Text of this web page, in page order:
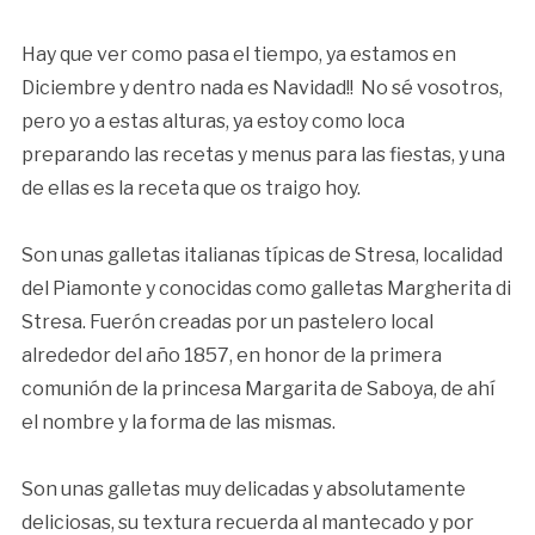
Hay que ver como pasa el tiempo, ya estamos en
Diciembre y dentro nada es Navidad!! No sé vosotros,
pero yo a estas alturas, ya estoy como loca
preparando las recetas y menus para las fiestas, y una
de ellas es la receta que os traigo hoy.
Son unas galletas italianas típicas de Stresa, localidad
del Piamonte y conocidas como galletas Margherita di
Stresa. Fuerón creadas por un pastelero local
alrededor del año 1857, en honor de la primera
comunión de la princesa Margarita de Saboya, de ahí
el nombre y la forma de las mismas.
Son unas galletas muy delicadas y absolutamente
deliciosas, su textura recuerda al mantecado y por